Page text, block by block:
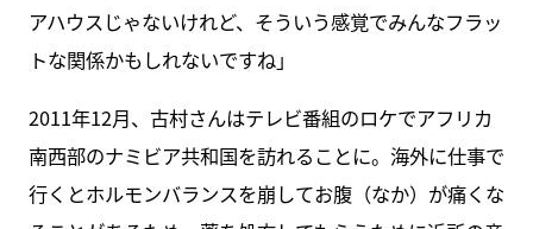
アハウスじゃないけれど、そういう感覚でみんなフラッ
トな関係かもしれないですね」
2011年12月、古村さんはテレビ番組のロケでアフリカ
南西部のナミビア共和国を訪れることに。海外に仕事で
行くとホルモンバランスを崩してお腹（なか）が痛くな